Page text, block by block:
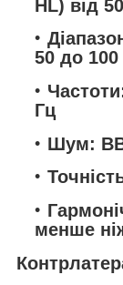
HL) від
50 до 100
Гц
Шум:
менше